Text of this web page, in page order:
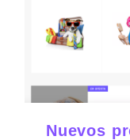
Nuevos